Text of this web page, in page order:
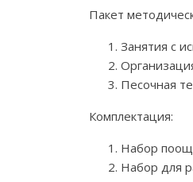
Пакет
Занятия с
Песочная
Комплектация:
Набор
Набор для